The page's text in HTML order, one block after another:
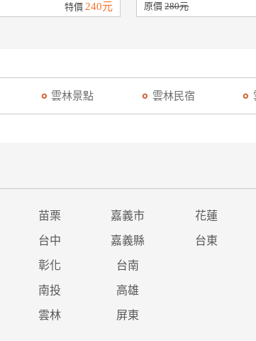
特價 240元 原價280元
雲林景點 雲林民宿
苗栗 嘉義市 花蓮
台中 嘉義縣 台東
彰化 台南
南投 高雄
雲林 屏東